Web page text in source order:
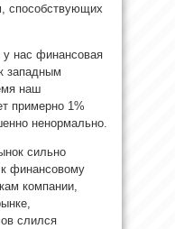
способствующих
нас финансовая
западным
наш
примерно 1%
ненормально.
сильно
финансовому
компании,
слился